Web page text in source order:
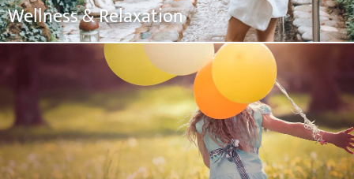
Wellness & Relaxation